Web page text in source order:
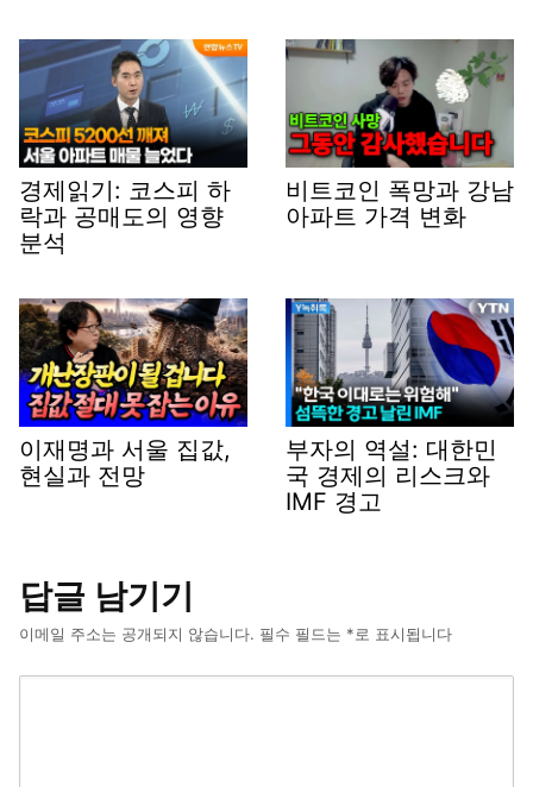
경제읽기: 코스피 하
락과 공매도의 영향
분석
비트코인 폭망과 강남
아파트 가격 변화
이재명과 서울 집값,
현실과 전망
부자의 역설: 대한민
국 경제의 리스크와
IMF 경고
답글 남기기
이메일 주소는 공개되지 않습니다. 필수 필드는 *로 표시됩니다